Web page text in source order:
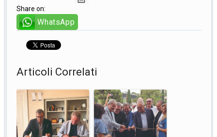
Share on:
WhatsApp
Articoli Correlati